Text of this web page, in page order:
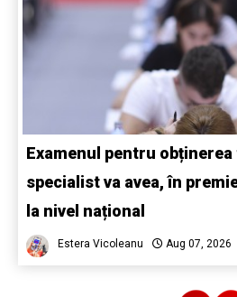
Examenul pentru
specialist va avea, în
la nivel național
Estera Vicoleanu Aug 07, 2026